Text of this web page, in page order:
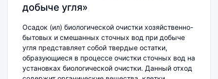
добыче угля»
Осадок (ил) биологической очистки хозяйственно-
бытовых и смешанных сточных вод при добыче
угля представляет собой твердые остатки,
образующиеся в процессе очистки сточных вод на
установках биологической очистки. Данный отход